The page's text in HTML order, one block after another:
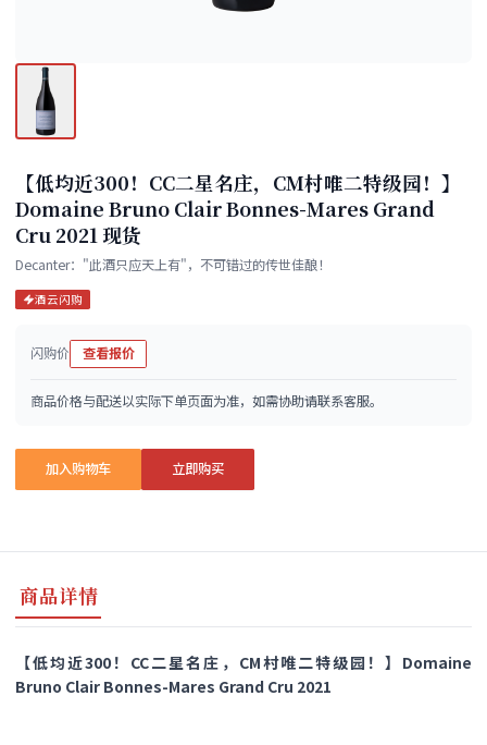
【低均近300！CC二星名庄，CM村唯二特级园！】
Domaine Bruno Clair Bonnes-Mares Grand
Cru 2021 现货
Decanter："此酒只应天上有"，不可错过的传世佳酿！
酒云闪购
闪购价 查看报价
商品价格与配送以实际下单页面为准，如需协助请联系客服。
加入购物车 立即购买
商品详情
【低均近300！CC二星名庄，CM村唯二特级园！】Domaine
Bruno Clair Bonnes-Mares Grand Cru 2021